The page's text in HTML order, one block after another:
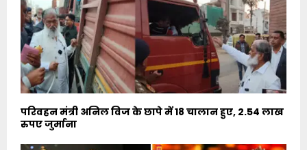
परिवहन मंत्री अनिल विज के छापे में 18 चालान हुए, 2.54 लाख
रुपए जुर्माना